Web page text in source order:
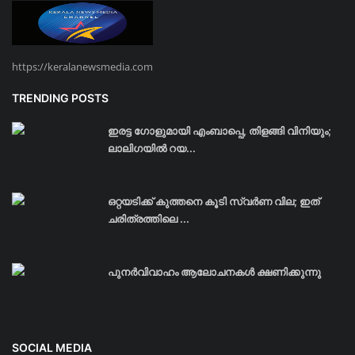
https://keralanewsmedia.com
TRENDING POSTS
ഇരട്ട ഗോളുമായി എംബാപ്പെ, തിളങ്ങി വിനിയും;
ലാലിഗയില്‍ റയ...
ഒറ്റയടിക്ക് കുത്തനെ കൂടി സ്വര്‍ണ വില; ഇത്
ചരിത്രത്തിലെ ...
പുനർവിവാഹം ആലോചനകൾ ക്ഷണിക്കുന്നു
SOCIAL MEDIA